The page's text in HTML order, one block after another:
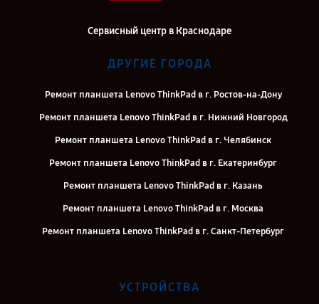
Сервисный центр в Краснодаре
ДРУГИЕ ГОРОДА
Ремонт планшета Lenovo ThinkPad в г. Ростов-на-Дону
Ремонт планшета Lenovo ThinkPad в г. Нижний Новгород
Ремонт планшета Lenovo ThinkPad в г. Челябинск
Ремонт планшета Lenovo ThinkPad в г. Екатеринбург
Ремонт планшета Lenovo ThinkPad в г. Казань
Ремонт планшета Lenovo ThinkPad в г. Москва
Ремонт планшета Lenovo ThinkPad в г. Санкт-Петербург
УСТРОЙСТВА